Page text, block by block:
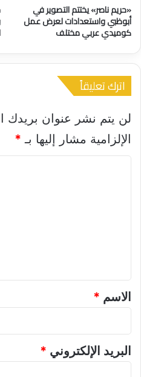
ا
ل
و
س
ف
إ
ر
ي
س
«حريم ناصر» يختتم التصوير في
أبوظبي واستعدادات لعرض عمل
كوميدي عربي مختلف
اترك تعليقاً
لن يتم نشر عنوان بريدك
الإلزامية مشار إليها بـ *
*الاسم *
البريد الإلكتروني *